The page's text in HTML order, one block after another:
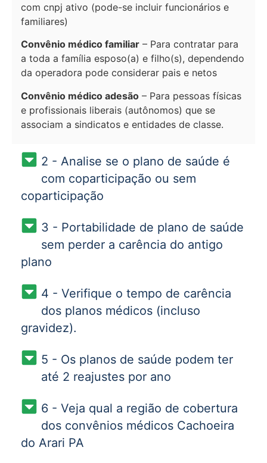
com cnpj ativo (pode-se incluir funcionários e
familiares)
Convênio médico familiar – Para contratar para
a toda a família esposo(a) e filho(s), dependendo
da operadora pode considerar pais e netos
Convênio médico adesão – Para pessoas físicas
e profissionais liberais (autônomos) que se
associam a sindicatos e entidades de classe.
2 - Analise se o plano de saúde é
com coparticipação ou sem
coparticipação
3 - Portabilidade de plano de saúde
sem perder a carência do antigo
plano
4 - Verifique o tempo de carência
dos planos médicos (incluso
gravidez).
5 - Os planos de saúde podem ter
até 2 reajustes por ano
6 - Veja qual a região de cobertura
dos convênios médicos Cachoeira
do Arari PA